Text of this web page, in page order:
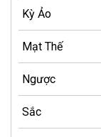
Kỳ Ảo
Mạt Thế
Ngược
Sắc